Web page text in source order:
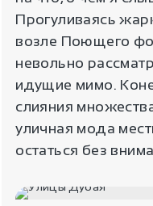
Прогуливаясь
возле Поющего
невольно
идущие мимо.
слияния
уличная мода
остаться без